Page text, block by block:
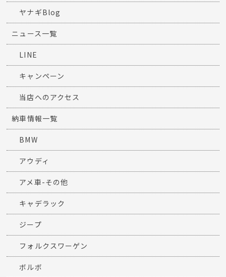
ヤナギBlog
ニュース一覧
LINE
キャンペーン
当店へのアクセス
納車情報一覧
BMW
アウディ
アメ車-その他
キャデラック
ジープ
フォルクスワーゲン
ボルボ